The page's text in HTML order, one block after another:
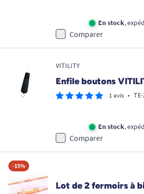
En stock,
Comparer
VITILITY
Enfile boutons
1 avis •
En stock,
Comparer
-15%
Lot de 2 fermoirs à